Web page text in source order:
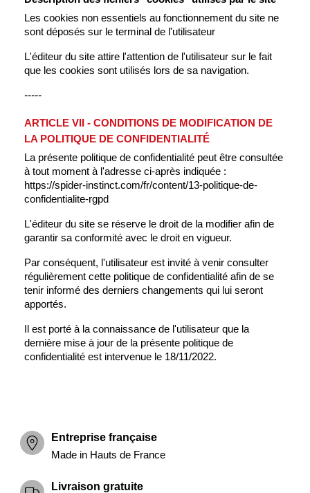
Les cookies non essentiels au fonctionnement du site ne
sont déposés sur le terminal de l'utilisateur
L'éditeur du site attire l'attention de l'utilisateur sur le fait
que les cookies sont utilisés lors de sa navigation.
-----
ARTICLE VII - CONDITIONS DE MODIFICATION DE
LA POLITIQUE DE CONFIDENTIALITÉ
La présente politique de confidentialité peut être consultée
à tout moment à l'adresse ci-après indiquée :
https://spider-instinct.com/fr/content/13-politique-de-
confidentialite-rgpd
L'éditeur du site se réserve le droit de la modifier afin de
garantir sa conformité avec le droit en vigueur.
Par conséquent, l'utilisateur est invité à venir consulter
régulièrement cette politique de confidentialité afin de se
tenir informé des derniers changements qui lui seront
apportés.
Il est porté à la connaissance de l'utilisateur que la
dernière mise à jour de la présente politique de
confidentialité est intervenue le 18/11/2022.
Entreprise française
Made in Hauts de France
Livraison gratuite